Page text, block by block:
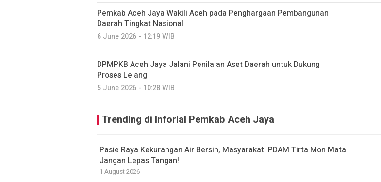
Pemkab Aceh Jaya Wakili Aceh pada Penghargaan Pembangunan
Daerah Tingkat Nasional
6 June 2026 - 12:19 WIB
DPMPKB Aceh Jaya Jalani Penilaian Aset Daerah untuk Dukung
Proses Lelang
5 June 2026 - 10:28 WIB
Trending di Inforial Pemkab Aceh Jaya
Pasie Raya Kekurangan Air Bersih, Masyarakat: PDAM Tirta Mon Mata
Jangan Lepas Tangan!
1 August 2026